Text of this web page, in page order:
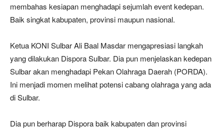
membahas kesiapan menghadapi sejumlah event kedepan.
Baik singkat kabupaten, provinsi maupun nasional.
Ketua KONI Sulbar Ali Baal Masdar mengapresiasi langkah
yang dilakukan Dispora Sulbar. Dia pun menjelaskan kedepan
Sulbar akan menghadapi Pekan Olahraga Daerah (PORDA).
Ini menjadi momen melihat potensi cabang olahraga yang ada
di Sulbar.
Dia pun berharap Dispora baik kabupaten dan provinsi